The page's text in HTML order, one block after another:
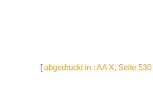
[abgedruckt in : AA X, Seite 530